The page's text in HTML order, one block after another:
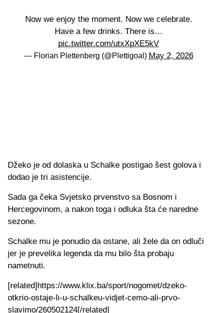
Now we enjoy the moment. Now we celebrate.
Have a few drinks. There is…
pic.twitter.com/utxXpXE5kV
— Florian Plettenberg (@Plettigoal) May 2, 2026
Džeko je od dolaska u Schalke postigao šest golova i
dodao je tri asistencije.
Sada ga čeka Svjetsko prvenstvo sa Bosnom i
Hercegovinom, a nakon toga i odluka šta će naredne
sezone.
Schalke mu je ponudio da ostane, ali žele da on odluči
jer je prevelika legenda da mu bilo šta probaju
nametnuti.
[related]https://www.klix.ba/sport/nogomet/dzeko-
otkrio-ostaje-li-u-schalkeu-vidjet-cemo-ali-prvo-
slavimo/260502124[/related]